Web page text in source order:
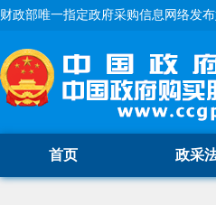
财政部唯一指定政府采购信息网络发
首页 政采